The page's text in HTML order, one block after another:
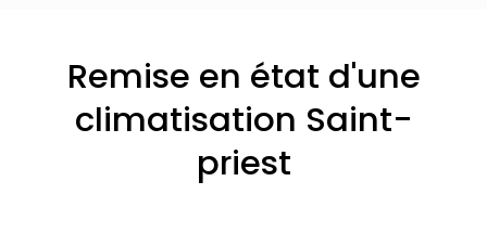
Remise en état d'une
climatisation Saint-
priest